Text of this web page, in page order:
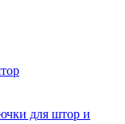
для штор и